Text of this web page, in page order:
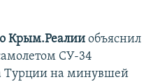
Крым.Реалии объяснил
СУ-34
Турции на минувшей